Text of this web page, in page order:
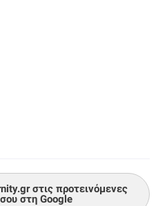
στις προτεινόμενες
στη Google